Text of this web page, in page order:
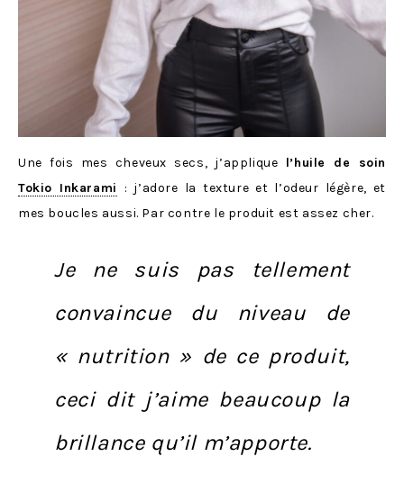
Une fois mes cheveux secs, j’applique l’huile de soin
Tokio Inkarami
: j’adore la texture et l’odeur légère, et
mes boucles aussi. Par contre le produit est assez cher.
Je ne suis pas tellement
convaincue du niveau de
« nutrition » de ce produit,
ceci dit j’aime beaucoup la
brillance qu’il m’apporte.